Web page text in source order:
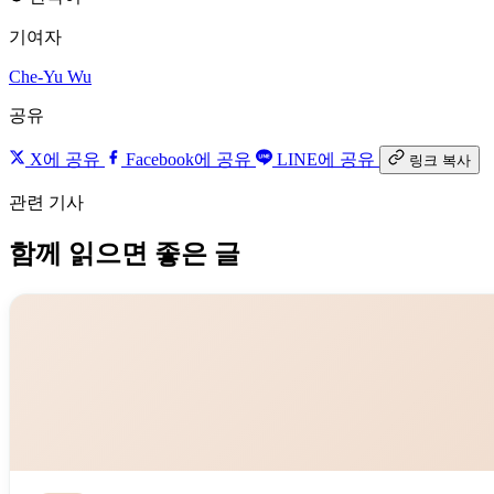
기여자
Che-Yu Wu
공유
X에 공유 Facebook에 공유 LINE에 공유 링크 복사
관련 기사
함께 읽으면 좋은 글